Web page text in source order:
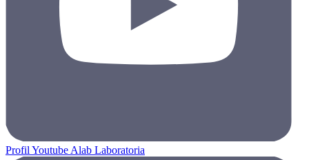
Profil Youtube Alab Laboratoria